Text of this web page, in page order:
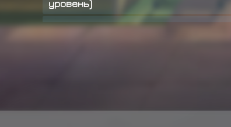
уровень)
Учиха Юкито получил награду за
ранений (4 уровень)